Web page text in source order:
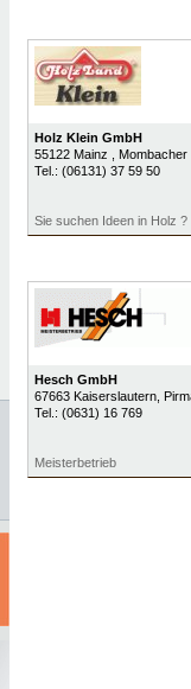
Holz Klein GmbH
55122 Mainz
,
Tel.: (06131) 37 59 50
Sie suchen Ideen in Holz ?
Hesch GmbH
67663 Kaiserslautern,
Tel.: (0631) 16 769
Meisterbetrieb